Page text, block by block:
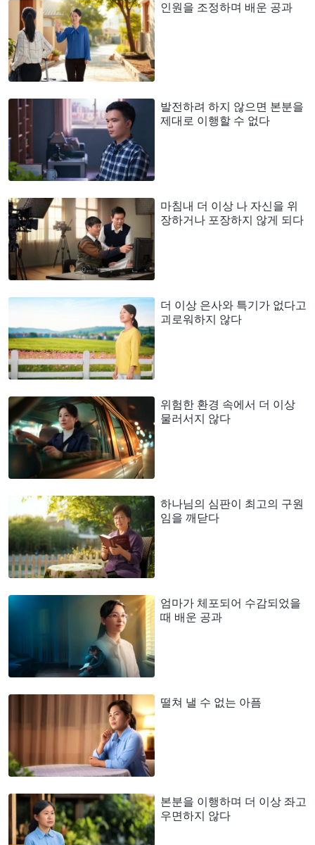
인원을 조정하며 배운 공과
발전하려 하지 않으면 본분을
제대로 이행할 수 없다
마침내 더 이상 나 자신을 위
장하거나 포장하지 않게 되다
더 이상 은사와 특기가 없다고
괴로워하지 않다
위험한 환경 속에서 더 이상
물러서지 않다
하나님의 심판이 최고의 구원
임을 깨닫다
엄마가 체포되어 수감되었을
때 배운 공과
떨쳐 낼 수 없는 아픔
본분을 이행하며 더 이상 좌고
우면하지 않다